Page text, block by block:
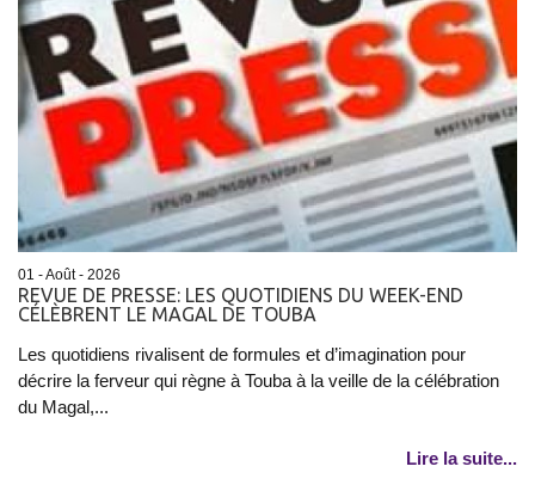
01 - Août - 2026
REVUE DE PRESSE: LES QUOTIDIENS DU WEEK-END
CÉLÈBRENT LE MAGAL DE TOUBA
Les quotidiens rivalisent de formules et d’imagination pour
décrire la ferveur qui règne à Touba à la veille de la célébration
du Magal,...
Lire la suite...